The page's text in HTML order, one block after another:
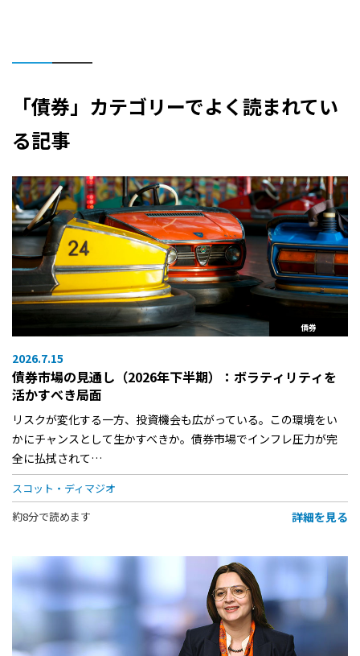
「債券」カテゴリーでよく読まれてい
る記事
債券
2026.7.15
債券市場の見通し（2026年下半期）：ボラティリティを
活かすべき局面
リスクが変化する一方、投資機会も広がっている。この環境をい
かにチャンスとして生かすべきか。債券市場でインフレ圧力が完
全に払拭されて…
スコット・ディマジオ
約8分で読めます
詳細を見る